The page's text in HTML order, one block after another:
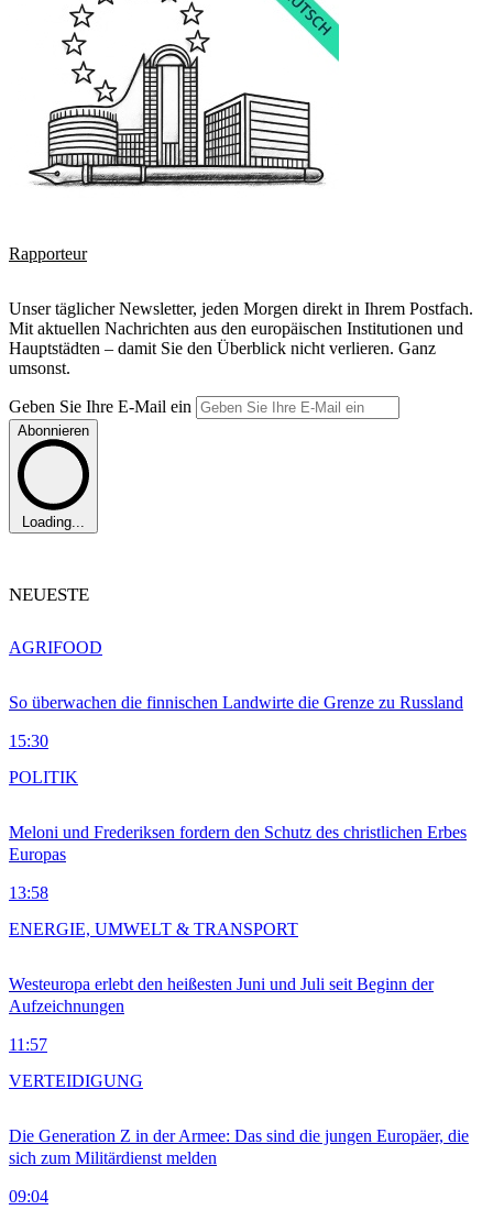
Rapporteur
Unser täglicher Newsletter, jeden Morgen direkt in Ihrem Postfach.
Mit aktuellen Nachrichten aus den europäischen Institutionen und
Hauptstädten – damit Sie den Überblick nicht verlieren. Ganz
umsonst.
Geben Sie Ihre E-Mail ein
Abonnieren
Loading...
NEUESTE
So überwachen die finnischen Landwirte die Grenze zu Russland
15:30
AGRIFOOD
Meloni und Frederiksen fordern den Schutz des christlichen Erbes
Europas
13:58
POLITIK
Westeuropa erlebt den heißesten Juni und Juli seit Beginn der
Aufzeichnungen
11:57
ENERGIE, UMWELT & TRANSPORT
Die Generation Z in der Armee: Das sind die jungen Europäer, die
sich zum Militärdienst melden
09:04
VERTEIDIGUNG